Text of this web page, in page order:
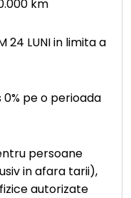
km
24 LUNI in limita a
pe o perioada
persoane
in afara tarii),
autorizate